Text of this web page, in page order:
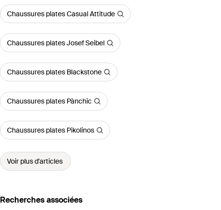
Chaussures plates Casual Attitude
Chaussures plates Josef Seibel
Chaussures plates Blackstone
Chaussures plates Pànchic
Chaussures plates Pikolinos
Voir plus d'articles
Recherches associées